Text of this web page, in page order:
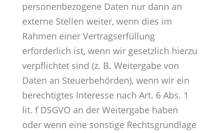
personenbezogene Daten nur dann an
externe Stellen weiter, wenn dies im
Rahmen einer Vertragserfüllung
erforderlich ist, wenn wir gesetzlich hierzu
verpflichtet sind (z. B. Weitergabe von
Daten an Steuerbehörden), wenn wir ein
berechtigtes Interesse nach Art. 6 Abs. 1
lit. f DSGVO an der Weitergabe haben
oder wenn eine sonstige Rechtsgrundlage